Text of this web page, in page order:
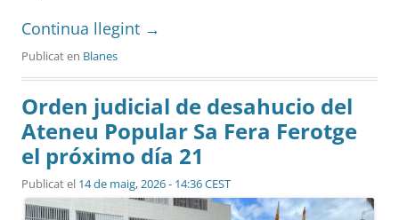
Continua llegint →
Publicat en Blanes
Orden judicial de desahucio del
Ateneu Popular Sa Fera Ferotge
el próximo día 21
Publicat el 14 de maig, 2026 - 14:36 CEST